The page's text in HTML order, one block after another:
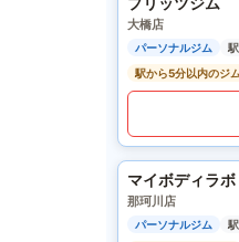
大橋店
パーソナルジム
駅から5分以内のジ
マイボディラ
那珂川店
パーソナルジム